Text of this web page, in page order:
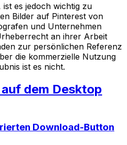
es jedoch wichtig zu
Bilder auf Pinterest von
und Unternehmen
an ihrer Arbeit
zur persönlichen Referenz
die kommerzielle Nutzung
ist es nicht.
dem Desktop
Download-Button